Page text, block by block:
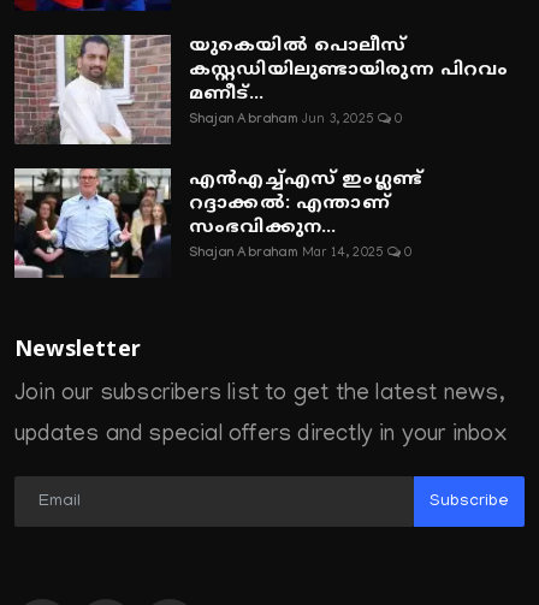
യുകെയിൽ പൊലീസ്
കസ്റ്റഡിയിലുണ്ടായിരുന്ന പിറവം
മണീട്...
Shajan Abraham Jun 3, 2025 0
എൻഎച്ച്എസ് ഇംഗ്ലണ്ട്
റദ്ദാക്കൽ: എന്താണ്
സംഭവിക്കുന...
Shajan Abraham Mar 14, 2025 0
Newsletter
Join our subscribers list to get the latest news,
updates and special offers directly in your inbox
Subscribe